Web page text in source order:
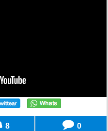
8 0